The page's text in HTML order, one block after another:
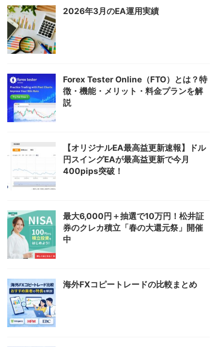
2026年3月のEA運用実績
Forex Tester Online（FTO）とは？特
徴・機能・メリット・料金プランを解
説
【オリジナルEA最高益更新速報】ドル
円スイングEAが最高益更新で今月
400pips突破！
最大6,000円＋抽選で10万円！松井証
券のクレカ積立「春の大還元祭」開催
中
海外FXコピートレードの比較まとめ